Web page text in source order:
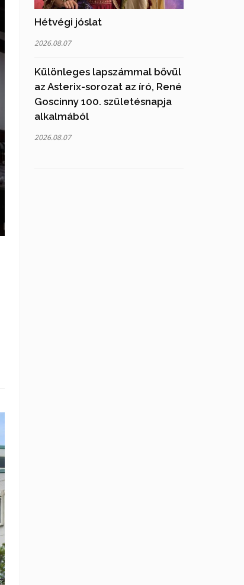
Hétvégi jóslat
2026.08.07
Különleges lapszámmal bővül
az Asterix-sorozat az író, René
Goscinny 100. születésnapja
alkalmából
2026.08.07